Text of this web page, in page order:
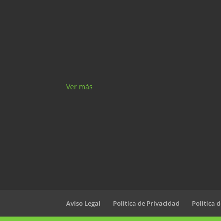
Ver más
Aviso Legal Política de Privacidad Política